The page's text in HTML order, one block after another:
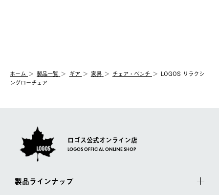
ホーム 製品⼀覧 ギア 家具 チェア・ベンチ
LOGOS リラクシ
ングローチェア
ロゴス公式オンライン店
LOGOS OFFICIAL ONLINE SHOP
製品ラインナップ